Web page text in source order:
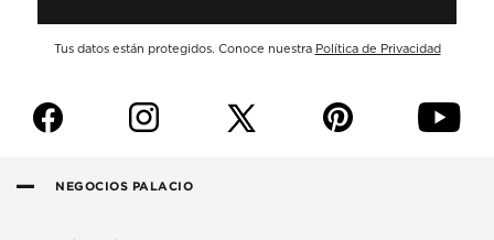
Tus datos están protegidos. Conoce nuestra Política de Privacidad
f i p y
NEGOCIOS PALACIO